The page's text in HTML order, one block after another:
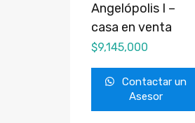
Angelópolis I –
casa en venta
$9,145,000
Contactar un
Asesor